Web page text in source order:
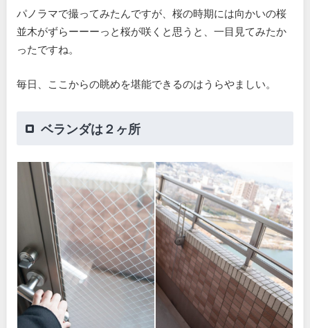
パノラマで撮ってみたんですが、桜の時期には向かいの桜
並木がずらーーーっと桜が咲くと思うと、一目見てみたか
ったですね。
毎日、ここからの眺めを堪能できるのはうらやましい。
ベランダは２ヶ所